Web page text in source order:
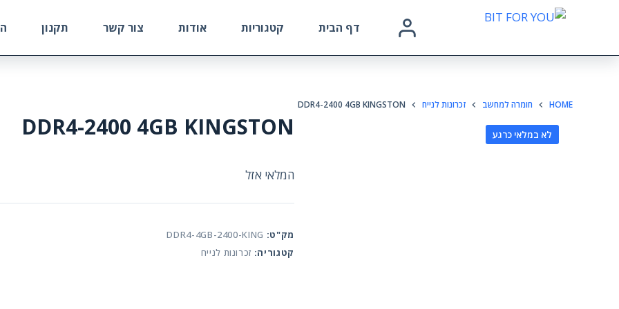
דף הבית קטגוריות אודות צור קשר תקנון
HOME חומרה למחשב זכרונות לנייח DDR4-2400 4GB KINGSTON
לא במלאי כרגע DDR4-2400 4GB KINGSTON
המלאי אזל
מק"ט: DDR4-4GB-2400-KING
קטגוריה: זכרונות לנייח